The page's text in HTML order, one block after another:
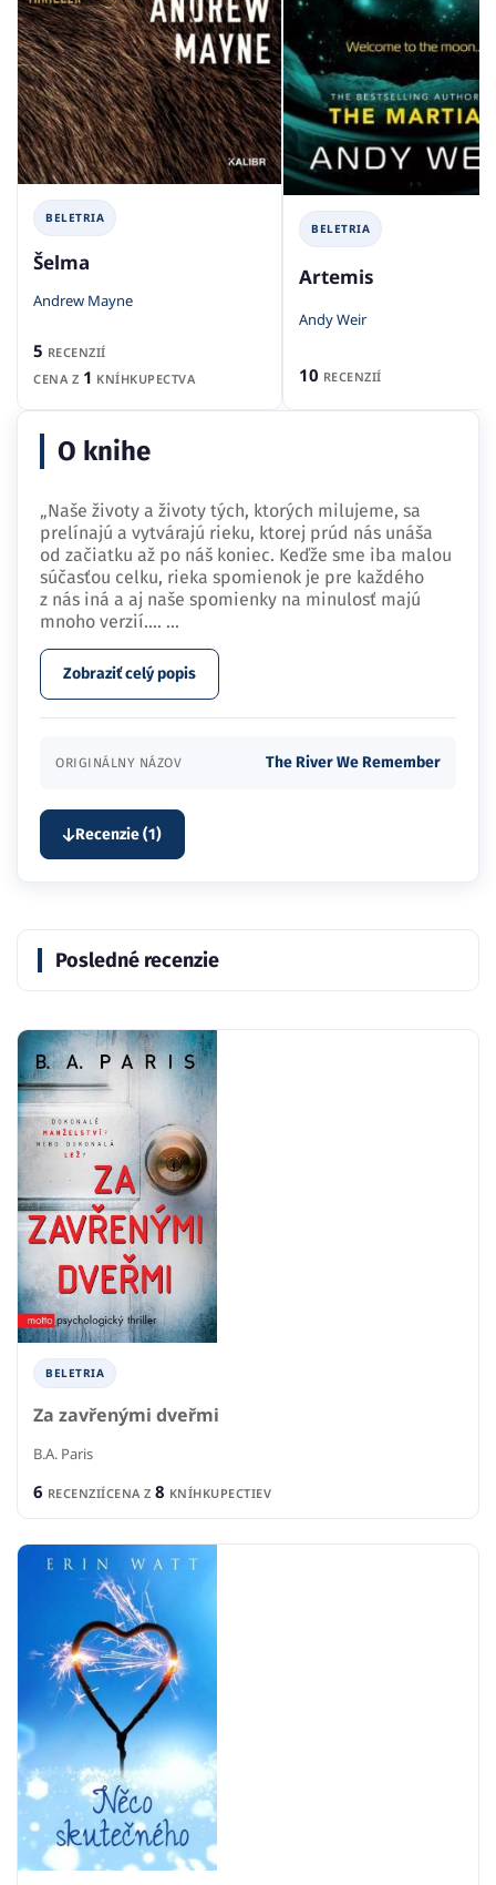
BELETRIA
Šelma
Andrew Mayne
5 RECENZIÍ
CENA Z 1 KNÍHKUPECTVA
BELETRIA
Artemis
Andy Weir
10 RECENZIÍ
O knihe
„Naše životy a životy tých, ktorých milujeme, sa
prelínajú a vytvárajú rieku, ktorej prúd nás unáša
od začiatku až po náš koniec. Keďže sme iba malou
súčasťou celku, rieka spomienok je pre každého
z nás iná a aj naše spomienky na minulosť majú
mnoho verzií.… ...
Zobraziť celý popis
ORIGINÁLNY NÁZOV The River We Remember
Recenzie (1)
Posledné recenzie
BELETRIA
Za zavřenými dveřmi
B.A. Paris
6 RECENZIÍCENA Z 8 KNÍHKUPECTIEV